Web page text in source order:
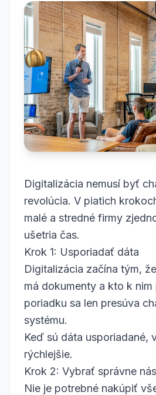
Digitalizácia nemusí byť
revolúcia. V piatich
malé a stredné firmy
ušetria čas.
Krok 1: Usporiadať dáta
Digitalizácia začína tým,
má dokumenty a kto k nim
poriadku sa len presúva
systému.
Keď sú dáta usporiadané,
rýchlejšie.
Krok 2: Vybrať správne
Nie je potrebné nakúpiť